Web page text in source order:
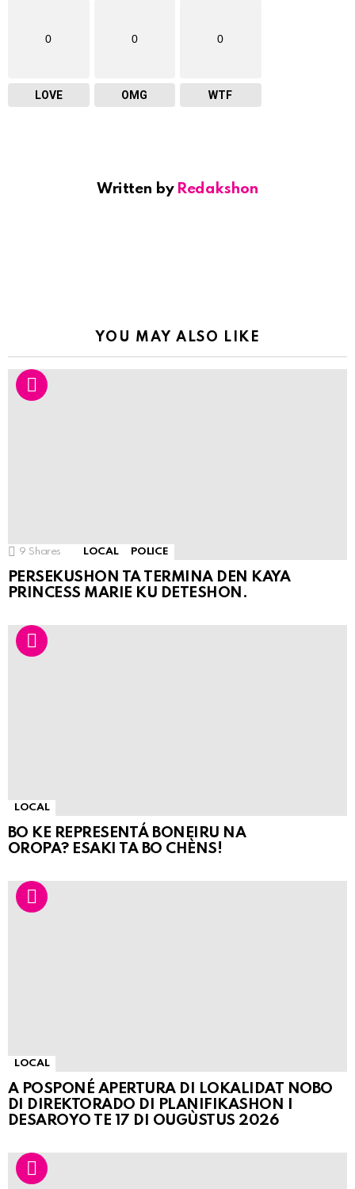
0
LOVE
0
OMG
0
WTF
Written by Redakshon
YOU MAY ALSO LIKE
9 Shares LOCAL POLICE
PERSEKUSHON TA TERMINA DEN KAYA
PRINCESS MARIE KU DETESHON.
LOCAL
BO KE REPRESENTÁ BONEIRU NA
OROPA? ESAKI TA BO CHÈNS!
LOCAL
A POSPONÉ APERTURA DI LOKALIDAT NOBO
DI DIREKTORADO DI PLANIFIKASHON I
DESAROYO TE 17 DI OUGÙSTUS 2026